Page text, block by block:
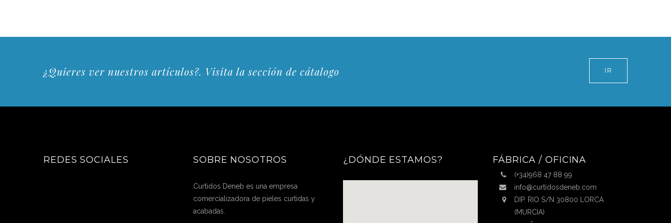
¿Quieres ver nuestros artículos?. Visita la sección de cátalogo IR
REDES SOCIALES SOBRE NOSOTROS
Curtidos Deneb es una empresa
comercializadora de pieles curtidas y
acabadas.
¿DÓNDE ESTAMOS? FÁBRICA / OFICINA
(+34)968 47 88 99
info@curtidosdeneb.com
DIP. RIO S/N 30800 LORCA
(MURCIA)